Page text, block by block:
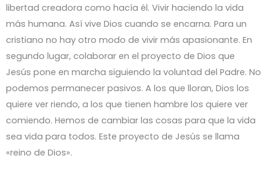
libertad creadora como hacía él. Vivir haciendo la vida
más humana. Así vive Dios cuando se encarna. Para un
cristiano no hay otro modo de vivir más apasionante. En
segundo lugar, colaborar en el proyecto de Dios que
Jesús pone en marcha siguiendo la voluntad del Padre. No
podemos permanecer pasivos. A los que lloran, Dios los
quiere ver riendo, a los que tienen hambre los quiere ver
comiendo. Hemos de cambiar las cosas para que la vida
sea vida para todos. Este proyecto de Jesús se llama
«reino de Dios».